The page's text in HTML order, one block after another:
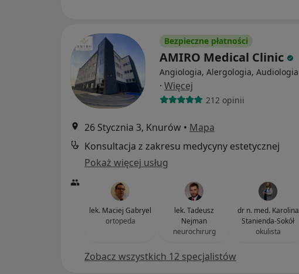
Bezpieczne płatności
AMIRO Medical Clinic
Angiologia, Alergologia, Audiologia
· Więcej
212 opinii
26 Stycznia 3, Knurów • Mapa
Konsultacja z zakresu medycyny estetycznej
Pokaż więcej usług
lek. Maciej Gabryel
ortopeda
lek. Tadeusz
Nejman
neurochirurg
dr n. med. Karolina
Stanienda-Sokół
okulista
Zobacz wszystkich 12 specjalistów